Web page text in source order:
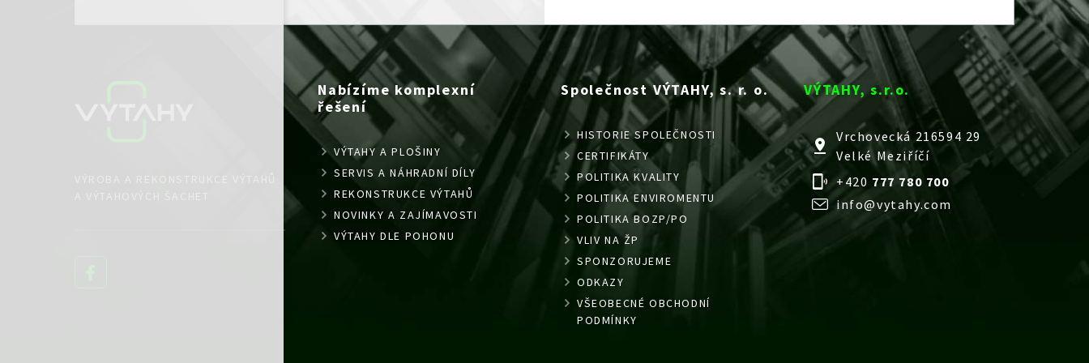
Nabízíme komplexní
řešení
VÝTAHY A PLOŠINY
SERVIS A NÁHRADNÍ DÍLY
REKONSTRUKCE VÝTAHŮ
NOVINKY A ZAJÍMAVOSTI
VÝTAHY DLE POHONU
Společnost VÝTAHY, s. r. o.
HISTORIE SPOLEČNOSTI
CERTIFIKÁTY
POLITIKA KVALITY
POLITIKA ENVIROMENTU
POLITIKA BOZP/PO
VLIV NA ŽP
SPONZORUJEME
ODKAZY
VŠEOBECNÉ OBCHODNÍ
PODMÍNKY
VÝTAHY, s.r.o.
Vrchovecká 216594 29
Velké Meziříčí
+420 777 780 700
info@vytahy.com